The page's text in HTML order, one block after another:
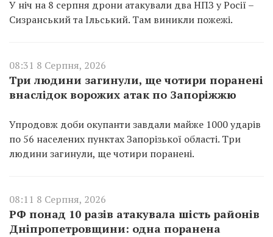
У ніч на 8 серпня дрони атакували два НПЗ у Росії –
Сизранський та Ільський. Там виникли пожежі.
08:31 8 Серпня, 2026
Три людини загинули, ще чотири поранені
внаслідок ворожих атак по Запоріжжю
Упродовж доби окупанти завдали майже 1000 ударів
по 56 населених пунктах Запорізької області. Три
людини загинули, ще чотири поранені.
08:11 8 Серпня, 2026
РФ понад 10 разів атакувала шість районів
Дніпропетровщини: одна поранена